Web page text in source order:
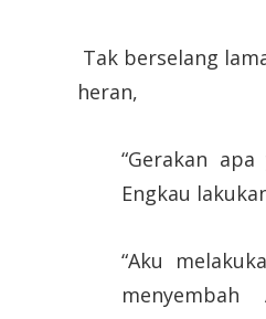
Tak berselang
heran,
“Gerakan
Engkau
“Aku
menyembah